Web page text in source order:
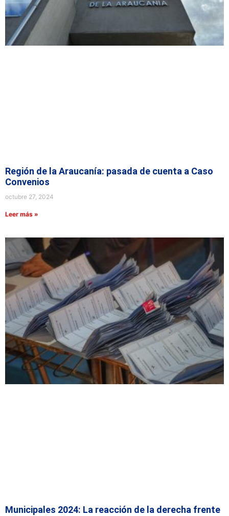
Región de la Araucanía: pasada de cuenta a Caso
Convenios
octubre 27, 2024
Leer más »
Municipales 2024: La reacción de la derecha frente